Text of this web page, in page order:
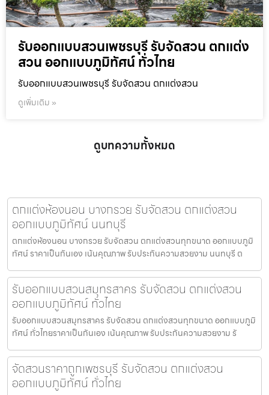
รับออกแบบสวนเพชรบุรี รับจัดสวน ตกแต่ง
สวน ออกแบบภูมิทัศน์ ทั่วไทย
รับออกแบบสวนเพชรบุรี รับจัดสวน ตกแต่งสวน
ดูเพิ่มเติม »
ดูบทความทั้งหมด
ตกแต่งห้องนอน บางกรวย รับจัดสวน ตกแต่งสวน
ออกแบบภูมิทัศน์ นนทบุรี
ตกแต่งห้องนอน บางกรวย รับจัดสวน ตกแต่งสวนทุกขนาด ออกแบบภูมิ
ทัศน์ ราคาเป็นกันเอง เน้นคุณภาพ รับประกันความสวยงาม นนทบุรี ต
รับออกแบบสวนสมุทรสาคร รับจัดสวน ตกแต่งสวน
ออกแบบภูมิทัศน์ ทั่วไทย
รับออกแบบสวนสมุทรสาคร รับจัดสวน ตกแต่งสวนทุกขนาด ออกแบบภูมิ
ทัศน์ ทั่วไทยราคาเป็นกันเอง เน้นคุณภาพ รับประกันความสวยงาม รั
จัดสวนราคาถูกเพชรบุรี รับจัดสวน ตกแต่งสวน
ออกแบบภูมิทัศน์ ทั่วไทย